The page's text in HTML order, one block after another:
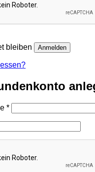
bleiben Anmelden
*Erforderlich